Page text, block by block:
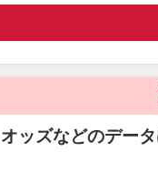
ッズなどのデー